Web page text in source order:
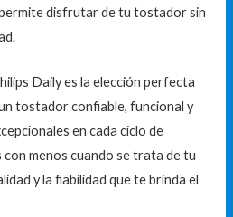
disfrutar de tu tostador sin
Daily es la elección perfecta
tostador confiable, funcional y
en cada ciclo de
menos cuando se trata de tu
y la fiabilidad que te brinda el